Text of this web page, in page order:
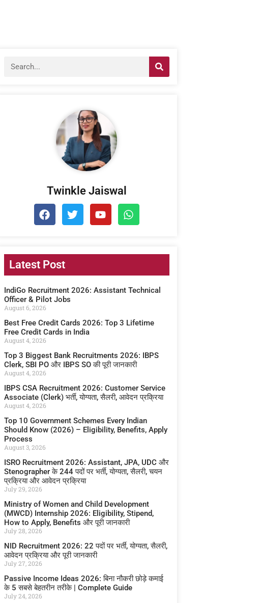
Twinkle Jaiswal
Latest Post
IndiGo Recruitment 2026: Assistant Technical
Officer & Pilot Jobs
August 6, 2026
Best Free Credit Cards 2026: Top 3 Lifetime
Free Credit Cards in India
August 4, 2026
Top 3 Biggest Bank Recruitments 2026: IBPS
Clerk, SBI PO और IBPS SO की पूरी जानकारी
August 4, 2026
IBPS CSA Recruitment 2026: Customer Service
Associate (Clerk) भर्ती, योग्यता, सैलरी, आवेदन प्रक्रिया
August 4, 2026
Top 10 Government Schemes Every Indian
Should Know (2026) – Eligibility, Benefits, Apply
Process
August 3, 2026
ISRO Recruitment 2026: Assistant, JPA, UDC और
Stenographer के 244 पदों पर भर्ती, योग्यता, सैलरी, चयन
प्रक्रिया और आवेदन प्रक्रिया
July 29, 2026
Ministry of Women and Child Development
(MWCD) Internship 2026: Eligibility, Stipend,
How to Apply, Benefits और पूरी जानकारी
July 28, 2026
NID Recruitment 2026: 22 पदों पर भर्ती, योग्यता, सैलरी,
आवेदन प्रक्रिया और पूरी जानकारी
July 27, 2026
Passive Income Ideas 2026: बिना नौकरी छोड़े कमाई
के 5 सबसे बेहतरीन तरीके | Complete Guide
July 24, 2026